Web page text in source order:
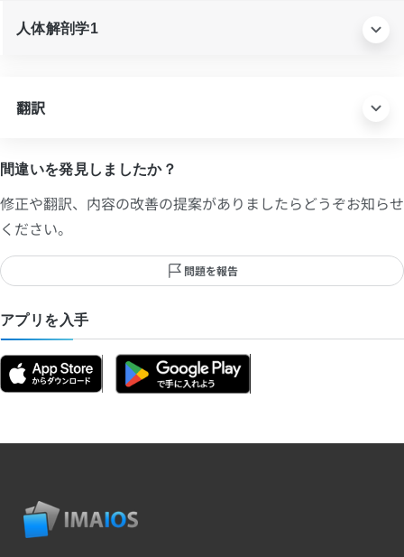
人体解剖学1
翻訳
間違いを発見しましたか？
修正や翻訳、内容の改善の提案がありましたらどうぞお知らせ
ください。
問題を報告
アプリを入手